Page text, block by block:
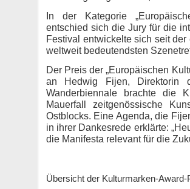
In der Kategorie
entschied sich die Jury für die
Festival entwickelte sich seit
weltweit bedeutendsten
Der Preis der „Europäischen
an Hedwig Fijen, Direktorin
Wanderbiennale brachte die
Mauerfall zeitgenössische
Ostblocks. Eine Agenda, die
in ihrer Dankesrede erklärte:
die Manifesta relevant für die
Übersicht der Kulturmarken-Award-